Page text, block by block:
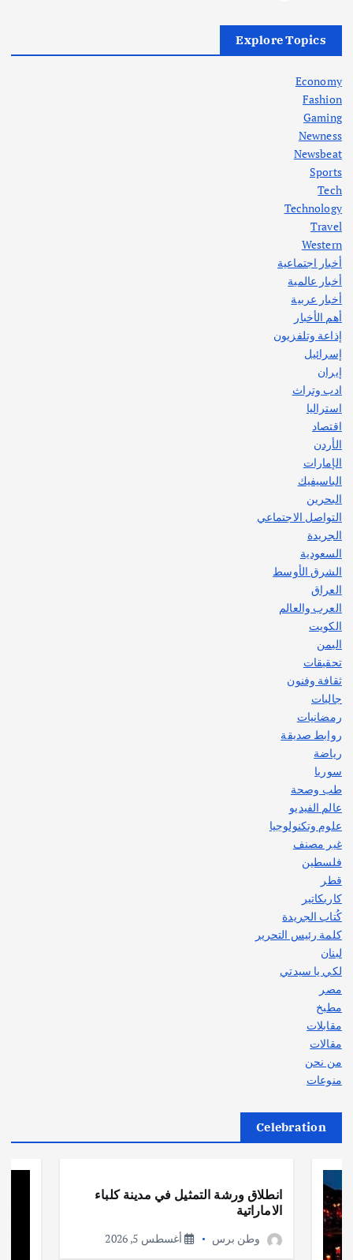
في جذور المشكلة وحلولها المستدامة
أهم الأخبار
اختتام ورشة السينوغرافيا في مدينة كلباء الاماراتية
أغسطس 3, 2026
Explore Topics
Economy
Fashion
Gaming
Newness
Newsbeat
Sports
Tech
Technology
Travel
Western
أخبار اجتماعية
أخبار عالمية
أخبار عربية
أهم الأخبار
إذاعة وتلفزيون
إسرائيل
إيران
ادب وتراث
استراليا
اقتصاد
الأردن
الإمارات
الباسيفيك
البحرين
التواصل الاجتماعي
الجريدة
السعودية
الشرق الأوسط
العراق
العرب والعالم
الكويت
اليمن
تحقيقات
ثقافة وفنون
جاليات
رمضانيات
روابط صديقة
رياضة
سوريا
طب وصحة
عالم الفيديو
علوم وتكنولوجيا
غير مصنف
فلسطين
قطر
كاريكاتير
كُتاب الجريدة
كلمة رئيس التحرير
لبنان
لكي يا سيدتي
مصر
مطبخ
مقابلات
مقالات
من نحن
منوعات
Celebration
انطلاق ورشة التمثيل في مدينة كلباء
الاماراتية
وطن برس أغسطس 5, 2026